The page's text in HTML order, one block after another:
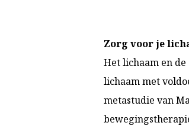
Zorg voor je
Het lichaam en
lichaam met
metastudie van